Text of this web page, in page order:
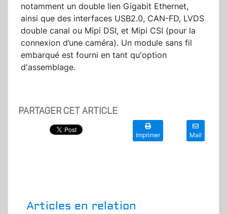
notamment un double lien Gigabit Ethernet,
ainsi que des interfaces USB2.0, CAN-FD, LVDS
double canal ou Mipi DSI, et Mipi CSI (pour la
connexion d’une caméra). Un module sans fil
embarqué est fourni en tant qu'option
d'assemblage.
PARTAGER CET ARTICLE
Imprimer Mail
Articles en relation